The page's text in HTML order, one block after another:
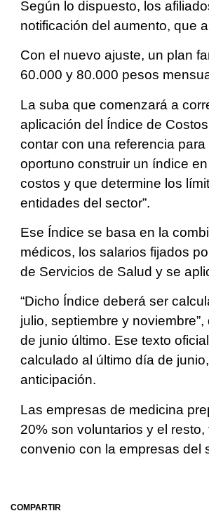
Según lo dispuesto, los
notificación del aumento, que
Con el nuevo ajuste, un plan
60.000 y 80.000 pesos
La suba que comenzará a
aplicación del Índice de
contar con una referencia
oportuno construir un índice
costos y que determine los
entidades del sector”.
Ese Índice se basa en la
médicos, los salarios fijados
de Servicios de Salud y se
“Dicho Índice deberá ser
julio, septiembre y
de junio último. Ese texto
calculado al último día de
anticipación.
Las empresas de medicina
20% son voluntarios y el
convenio con la empresas del
COMPARTIR